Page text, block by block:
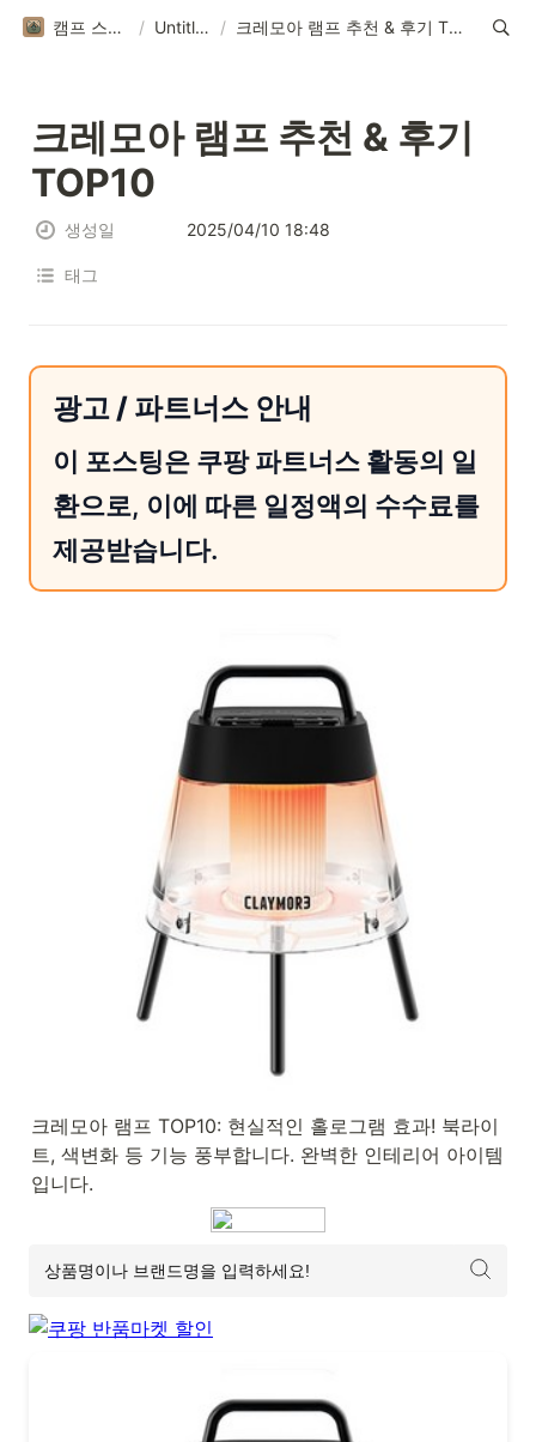
캠프 스토리 / Untitled / 크레모아 램프 추천 & 후기 TOP10
크레모아 램프 추천 & 후기
TOP10
생성일 2025/04/10 18:48
태그
광고 / 파트너스 안내
이 포스팅은 쿠팡 파트너스 활동의 일
환으로, 이에 따른 일정액의 수수료를
제공받습니다.
크레모아 램프 TOP10: 현실적인 홀로그램 효과! 북라이
트, 색변화 등 기능 풍부합니다. 완벽한 인테리어 아이템
입니다.